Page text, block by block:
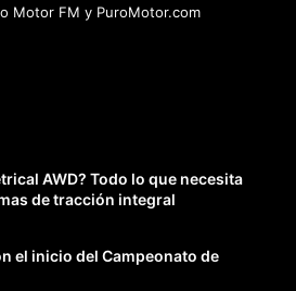
Motor FM y PuroMotor.com
AWD? Todo lo que necesita
de tracción integral
el inicio del Campeonato de